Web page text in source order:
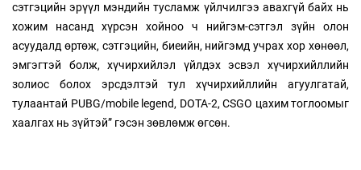
сэтгэцийн эрүүл мэндийн тусламж үйлчилгээ авахгүй байх нь
хожим насанд хүрсэн хойноо ч нийгэм-сэтгэл зүйн олон
асуудалд өртөж, сэтгэцийн, биеийн, нийгэмд учрах хор хөнөөл,
эмгэгтэй болж, хүчирхийлэл үйлдэх эсвэл хүчирхийллийн
золиос болох эрсдэлтэй тул хүчирхийллийн агуулгатай,
тулаантай PUBG/mobile legend, DOTA-2, CSGO цахим тоглоомыг
хаалгах нь зүйтэй” гэсэн зөвлөмж өгсөн.